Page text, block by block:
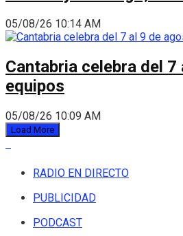
05/08/26 10:14 AM
Cantabria celebra del
equipos
05/08/26 10:09 AM
Load More
RADIO EN DIRECTO
PUBLICIDAD
PODCAST